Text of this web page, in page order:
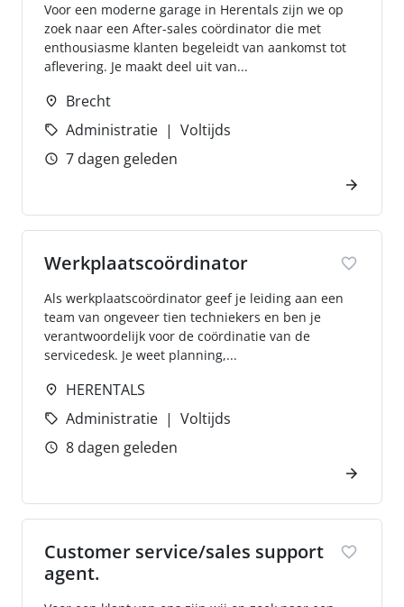
Voor een moderne garage in Herentals zijn we op
zoek naar een After-sales coördinator die met
enthousiasme klanten begeleidt van aankomst tot
aflevering. Je maakt deel uit van...
Brecht
Administratie
Voltijds
7 dagen geleden
Werkplaatscoördinator
Als werkplaatscoördinator geef je leiding aan een
team van ongeveer tien techniekers en ben je
verantwoordelijk voor de coördinatie van de
servicedesk. Je weet planning,...
HERENTALS
Administratie
Voltijds
8 dagen geleden
Customer service/sales support
agent.